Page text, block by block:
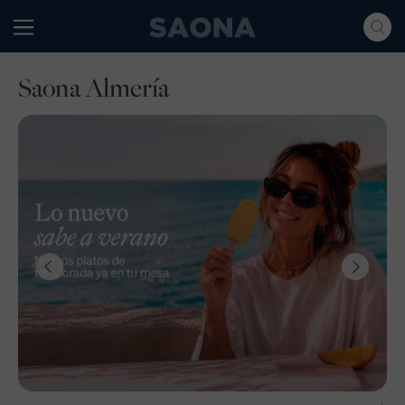
Grupo Saona
Saona Almería